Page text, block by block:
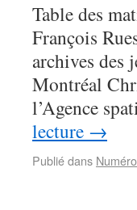
Table des
François
archives des
Montréal
l’Agence
lecture →
Publié dans